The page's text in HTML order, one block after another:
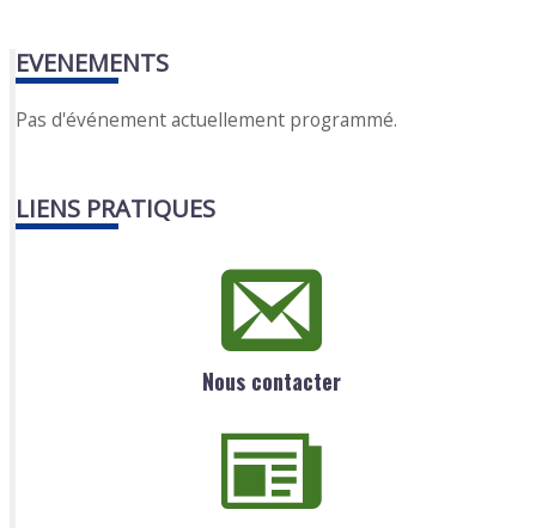
EVENEMENTS
Pas d'événement actuellement programmé.
LIENS PRATIQUES
Nous contacter